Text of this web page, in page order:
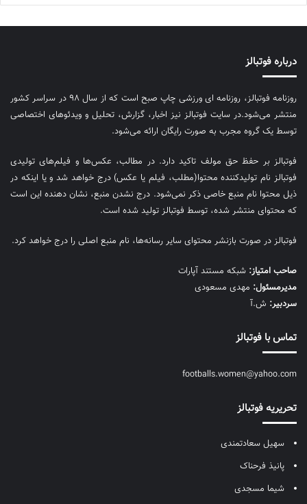
درباره فوتبالز
روزنامه فوتبالز، روزنامه ای ورزشی چاپ صبح است که از سال ۹۸ در سراسر کشور
منتشر می‌شود.در سایت فوتبالز نیز اخبار، گزارش، تحلیل و ویدئوهای اختصاصی
توسط یک گروه مجرب به صورت رایگان ارائه می‌شود.
فوتبالز بر حفظ حق مولف تاکید دارد. در مطالب، عکس‌ها و فیلم‌های تولیدی
فوتبالز نام تولیدکننده محتوا(مطلب، فیلم یا عکس) درج خواهد شد و یا اینکه در
ذیل محتوا نام منبع خاصی ذکر نمی‌‎شود. درج نشدن منبع، نشان دهنده این است
که محتوای منتشر شده، توسط فوتبالز تولید شده است.
فوتبالز در صورت بازنشر محتوای سایر رسانه‌ها، نام منبع اصلی را درج خواهد کرد.
صاحب امتیاز: شبکه مستند آپارات
مديرمسئول: مهدی مسعودی
سردبیر: ش.آ
تماس با فوتبالز
footballs.women@yahoo.com
تحریریه فوتبالز
سهیل سعادتمندی
پانیذ فرحناک
شیما مسجدی